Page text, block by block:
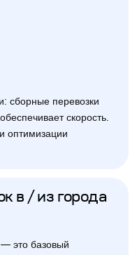
сборные перевозки
скорость.
оптимизации
в / из города
— это базовый